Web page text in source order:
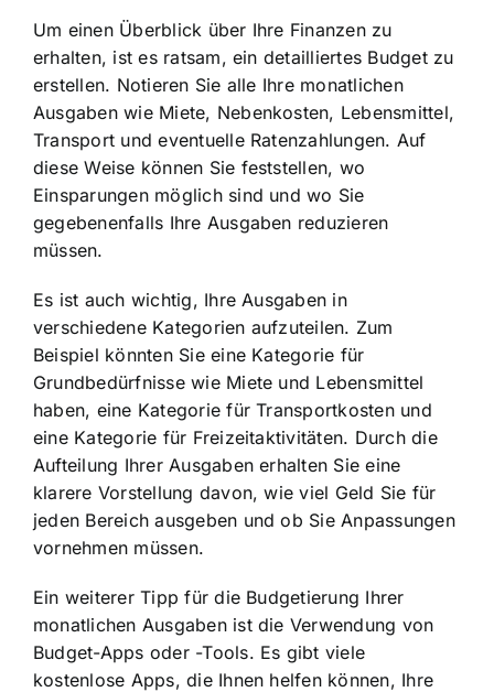
Um einen Überblick über Ihre Finanzen zu
erhalten, ist es ratsam, ein detailliertes Budget zu
erstellen. Notieren Sie alle Ihre monatlichen
Ausgaben wie Miete, Nebenkosten, Lebensmittel,
Transport und eventuelle Ratenzahlungen. Auf
diese Weise können Sie feststellen, wo
Einsparungen möglich sind und wo Sie
gegebenenfalls Ihre Ausgaben reduzieren
müssen.
Es ist auch wichtig, Ihre Ausgaben in
verschiedene Kategorien aufzuteilen. Zum
Beispiel könnten Sie eine Kategorie für
Grundbedürfnisse wie Miete und Lebensmittel
haben, eine Kategorie für Transportkosten und
eine Kategorie für Freizeitaktivitäten. Durch die
Aufteilung Ihrer Ausgaben erhalten Sie eine
klarere Vorstellung davon, wie viel Geld Sie für
jeden Bereich ausgeben und ob Sie Anpassungen
vornehmen müssen.
Ein weiterer Tipp für die Budgetierung Ihrer
monatlichen Ausgaben ist die Verwendung von
Budget-Apps oder -Tools. Es gibt viele
kostenlose Apps, die Ihnen helfen können, Ihre